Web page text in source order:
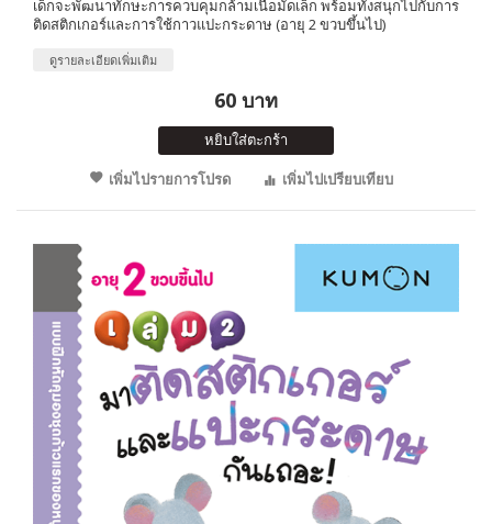
เด็กจะพัฒนาทักษะการควบคุมกล้ามเนื้อมัดเล็ก พร้อมทั้งสนุกไปกับการ
ติดสติกเกอร์และการใช้กาวแปะกระดาษ (อายุ 2 ขวบขึ้นไป)
ดูรายละเอียดเพิ่มเติม
60 บาท
หยิบใส่ตะกร้า
เพิ่มไปรายการโปรด
เพิ่มไปเปรียบเทียบ